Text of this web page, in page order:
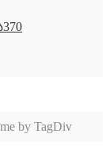
370
by TagDiv